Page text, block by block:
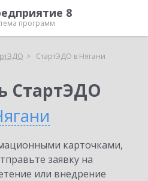
8
программ
СтартЭДО в Нягани
СтартЭДО
карточками,
заявку на
или внедрение